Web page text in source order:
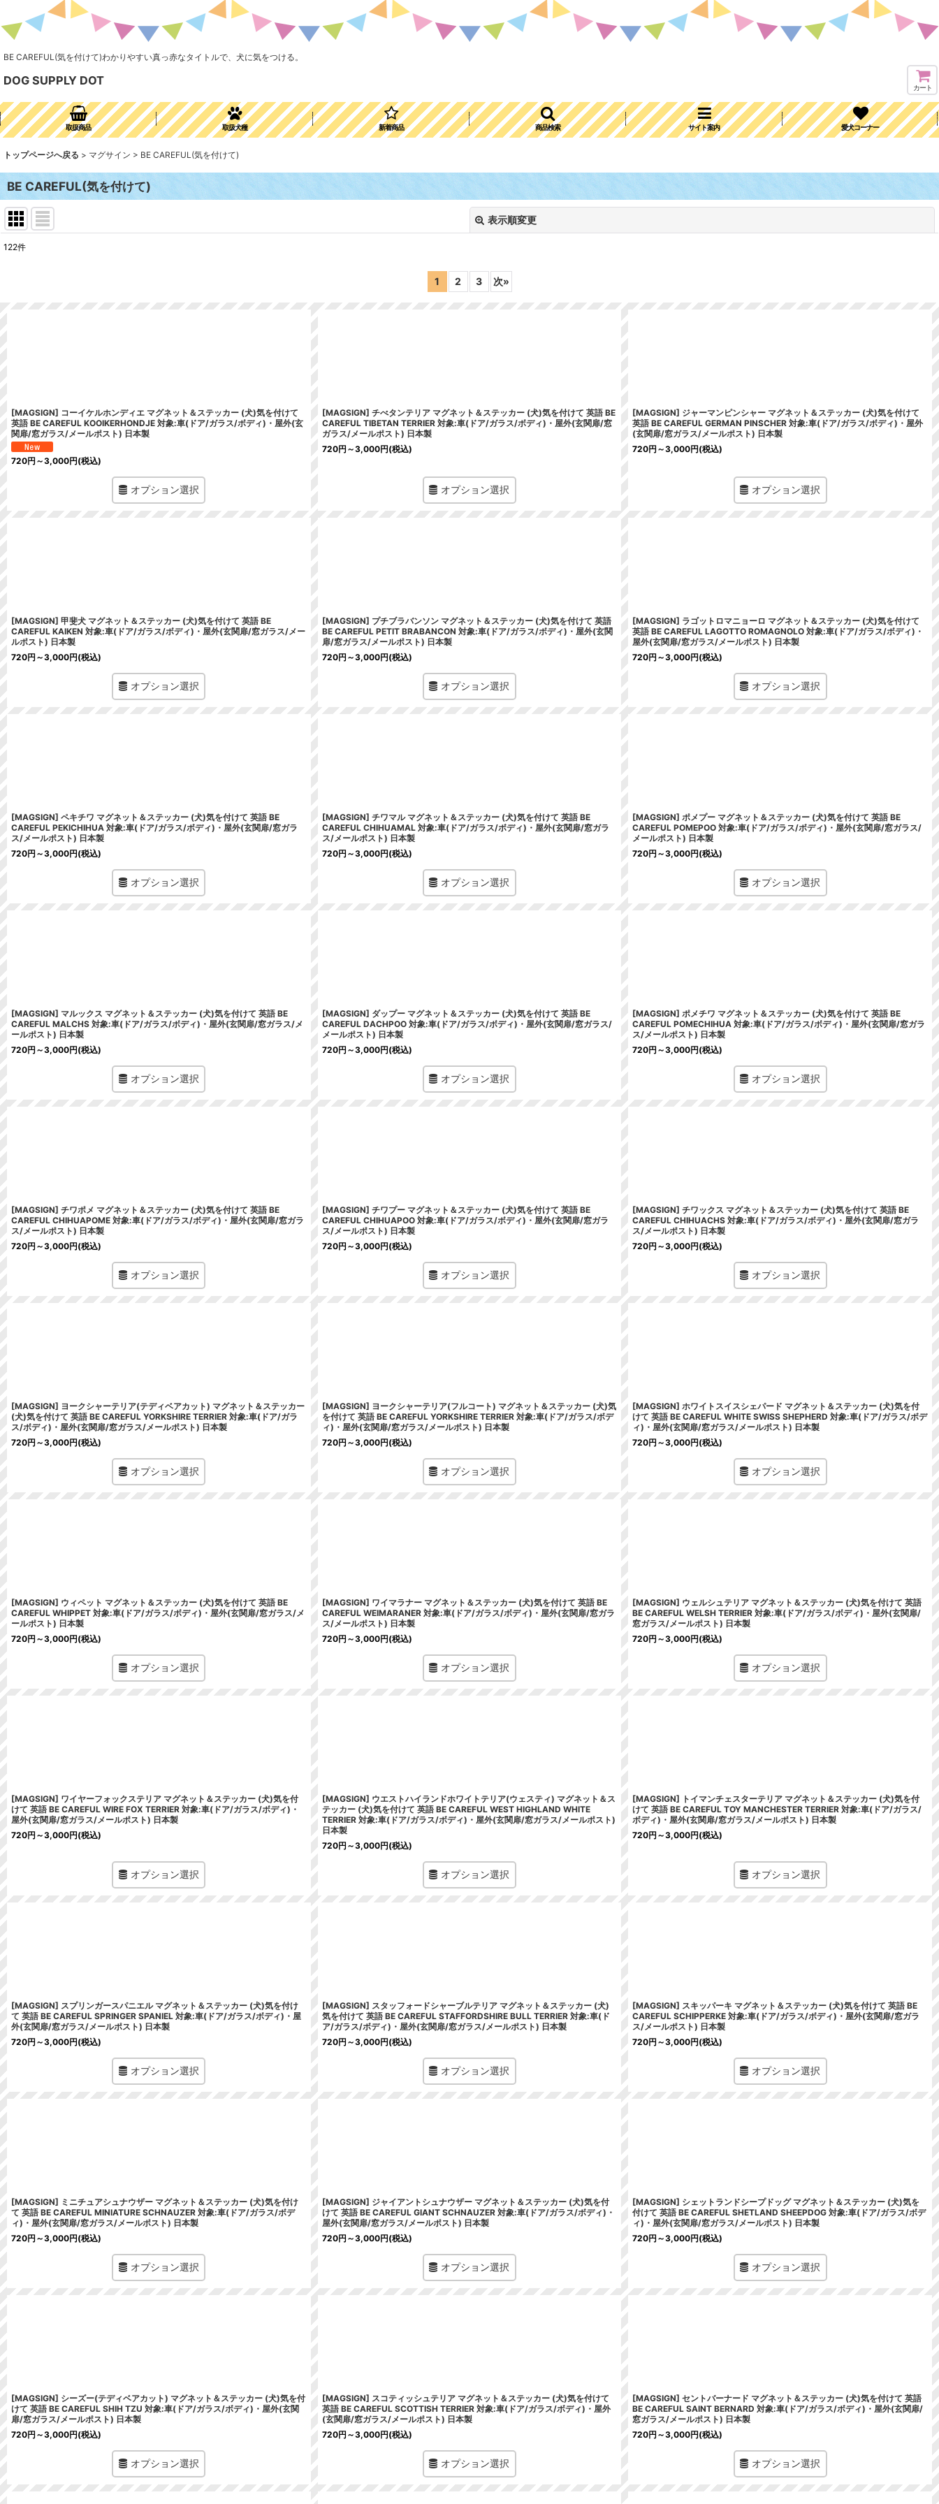
BE CAREFUL(気を付けて)わかりやすい真っ赤なタイトルで、犬に気をつける。
DOG SUPPLY DOT
カート
取扱商品 取扱犬種 新着商品 商品検索 サイト案内 愛犬コーナー
トップページへ戻る > マグサイン > BE CAREFUL(気を付けて)
BE CAREFUL(気を付けて)
表示順変更
122件
1 2 3 次»
[MAGSIGN] コーイケルホンディエ マグネット＆ステッカー (犬)気を付けて
英語 BE CAREFUL KOOIKERHONDJE 対象:車(ドア/ガラス/ボディ)・屋外(玄
関扉/窓ガラス/メールポスト) 日本製
720円 ～3,000円(税込)
オプション選択
[MAGSIGN] チべタンテリア マグネット＆ステッカー (犬)気を付けて 英語 BE
CAREFUL TIBETAN TERRIER 対象:車(ドア/ガラス/ボディ)・屋外(玄関扉/窓
ガラス/メールポスト) 日本製
720円 ～3,000円(税込)
オプション選択
[MAGSIGN] ジャーマンピンシャー マグネット＆ステッカー (犬)気を付けて
英語 BE CAREFUL GERMAN PINSCHER 対象:車(ドア/ガラス/ボディ)・屋外
(玄関扉/窓ガラス/メールポスト) 日本製
720円 ～3,000円(税込)
オプション選択
[MAGSIGN] 甲斐犬 マグネット＆ステッカー (犬)気を付けて 英語 BE
CAREFUL KAIKEN 対象:車(ドア/ガラス/ボディ)・屋外(玄関扉/窓ガラス/メー
ルポスト) 日本製
720円 ～3,000円(税込)
オプション選択
[MAGSIGN] プチブラバンソン マグネット＆ステッカー (犬)気を付けて 英語
BE CAREFUL PETIT BRABANCON 対象:車(ドア/ガラス/ボディ)・屋外(玄関
扉/窓ガラス/メールポスト) 日本製
720円 ～3,000円(税込)
オプション選択
[MAGSIGN] ラゴットロマニョーロ マグネット＆ステッカー (犬)気を付けて
英語 BE CAREFUL LAGOTTO ROMAGNOLO 対象:車(ドア/ガラス/ボディ)・
屋外(玄関扉/窓ガラス/メールポスト) 日本製
720円 ～3,000円(税込)
オプション選択
[MAGSIGN] ペキチワ マグネット＆ステッカー (犬)気を付けて 英語 BE
CAREFUL PEKICHIHUA 対象:車(ドア/ガラス/ボディ)・屋外(玄関扉/窓ガラ
ス/メールポスト) 日本製
720円 ～3,000円(税込)
オプション選択
[MAGSIGN] チワマル マグネット＆ステッカー (犬)気を付けて 英語 BE
CAREFUL CHIHUAMAL 対象:車(ドア/ガラス/ボディ)・屋外(玄関扉/窓ガラ
ス/メールポスト) 日本製
720円 ～3,000円(税込)
オプション選択
[MAGSIGN] ポメプー マグネット＆ステッカー (犬)気を付けて 英語 BE
CAREFUL POMEPOO 対象:車(ドア/ガラス/ボディ)・屋外(玄関扉/窓ガラス/
メールポスト) 日本製
720円 ～3,000円(税込)
オプション選択
[MAGSIGN] マルックス マグネット＆ステッカー (犬)気を付けて 英語 BE
CAREFUL MALCHS 対象:車(ドア/ガラス/ボディ)・屋外(玄関扉/窓ガラス/メ
ールポスト) 日本製
720円 ～3,000円(税込)
オプション選択
[MAGSIGN] ダップー マグネット＆ステッカー (犬)気を付けて 英語 BE
CAREFUL DACHPOO 対象:車(ドア/ガラス/ボディ)・屋外(玄関扉/窓ガラス/
メールポスト) 日本製
720円 ～3,000円(税込)
オプション選択
[MAGSIGN] ポメチワ マグネット＆ステッカー (犬)気を付けて 英語 BE
CAREFUL POMECHIHUA 対象:車(ドア/ガラス/ボディ)・屋外(玄関扉/窓ガラ
ス/メールポスト) 日本製
720円 ～3,000円(税込)
オプション選択
[MAGSIGN] チワポメ マグネット＆ステッカー (犬)気を付けて 英語 BE
CAREFUL CHIHUAPOME 対象:車(ドア/ガラス/ボディ)・屋外(玄関扉/窓ガラ
ス/メールポスト) 日本製
720円 ～3,000円(税込)
オプション選択
[MAGSIGN] チワプー マグネット＆ステッカー (犬)気を付けて 英語 BE
CAREFUL CHIHUAPOO 対象:車(ドア/ガラス/ボディ)・屋外(玄関扉/窓ガラ
ス/メールポスト) 日本製
720円 ～3,000円(税込)
オプション選択
[MAGSIGN] チワックス マグネット＆ステッカー (犬)気を付けて 英語 BE
CAREFUL CHIHUACHS 対象:車(ドア/ガラス/ボディ)・屋外(玄関扉/窓ガラ
ス/メールポスト) 日本製
720円 ～3,000円(税込)
オプション選択
[MAGSIGN] ヨークシャーテリア(テディベアカット) マグネット＆ステッカー
(犬)気を付けて 英語 BE CAREFUL YORKSHIRE TERRIER 対象:車(ドア/ガラ
ス/ボディ)・屋外(玄関扉/窓ガラス/メールポスト) 日本製
720円 ～3,000円(税込)
オプション選択
[MAGSIGN] ヨークシャーテリア(フルコート) マグネット＆ステッカー (犬)気
を付けて 英語 BE CAREFUL YORKSHIRE TERRIER 対象:車(ドア/ガラス/ボデ
ィ)・屋外(玄関扉/窓ガラス/メールポスト) 日本製
720円 ～3,000円(税込)
オプション選択
[MAGSIGN] ホワイトスイスシェパード マグネット＆ステッカー (犬)気を付
けて 英語 BE CAREFUL WHITE SWISS SHEPHERD 対象:車(ドア/ガラス/ボデ
ィ)・屋外(玄関扉/窓ガラス/メールポスト) 日本製
720円 ～3,000円(税込)
オプション選択
[MAGSIGN] ウィペット マグネット＆ステッカー (犬)気を付けて 英語 BE
CAREFUL WHIPPET 対象:車(ドア/ガラス/ボディ)・屋外(玄関扉/窓ガラス/メ
ールポスト) 日本製
720円 ～3,000円(税込)
オプション選択
[MAGSIGN] ワイマラナー マグネット＆ステッカー (犬)気を付けて 英語 BE
CAREFUL WEIMARANER 対象:車(ドア/ガラス/ボディ)・屋外(玄関扉/窓ガラ
ス/メールポスト) 日本製
720円 ～3,000円(税込)
オプション選択
[MAGSIGN] ウェルシュテリア マグネット＆ステッカー (犬)気を付けて 英語
BE CAREFUL WELSH TERRIER 対象:車(ドア/ガラス/ボディ)・屋外(玄関扉/
窓ガラス/メールポスト) 日本製
720円 ～3,000円(税込)
オプション選択
[MAGSIGN] ワイヤーフォックステリア マグネット＆ステッカー (犬)気を付
けて 英語 BE CAREFUL WIRE FOX TERRIER 対象:車(ドア/ガラス/ボディ)・
屋外(玄関扉/窓ガラス/メールポスト) 日本製
720円 ～3,000円(税込)
オプション選択
[MAGSIGN] ウエストハイランドホワイトテリア(ウェスティ) マグネット＆ス
テッカー (犬)気を付けて 英語 BE CAREFUL WEST HIGHLAND WHITE
TERRIER 対象:車(ドア/ガラス/ボディ)・屋外(玄関扉/窓ガラス/メールポスト)
日本製
720円 ～3,000円(税込)
オプション選択
[MAGSIGN] トイマンチェスターテリア マグネット＆ステッカー (犬)気を付
けて 英語 BE CAREFUL TOY MANCHESTER TERRIER 対象:車(ドア/ガラス/
ボディ)・屋外(玄関扉/窓ガラス/メールポスト) 日本製
720円 ～3,000円(税込)
オプション選択
[MAGSIGN] スプリンガースパニエル マグネット＆ステッカー (犬)気を付け
て 英語 BE CAREFUL SPRINGER SPANIEL 対象:車(ドア/ガラス/ボディ)・屋
外(玄関扉/窓ガラス/メールポスト) 日本製
720円 ～3,000円(税込)
オプション選択
[MAGSIGN] スタッフォードシャーブルテリア マグネット＆ステッカー (犬)
気を付けて 英語 BE CAREFUL STAFFORDSHIRE BULL TERRIER 対象:車(ド
ア/ガラス/ボディ)・屋外(玄関扉/窓ガラス/メールポスト) 日本製
720円 ～3,000円(税込)
オプション選択
[MAGSIGN] スキッパーキ マグネット＆ステッカー (犬)気を付けて 英語 BE
CAREFUL SCHIPPERKE 対象:車(ドア/ガラス/ボディ)・屋外(玄関扉/窓ガラ
ス/メールポスト) 日本製
720円 ～3,000円(税込)
オプション選択
[MAGSIGN] ミニチュアシュナウザー マグネット＆ステッカー (犬)気を付け
て 英語 BE CAREFUL MINIATURE SCHNAUZER 対象:車(ドア/ガラス/ボデ
ィ)・屋外(玄関扉/窓ガラス/メールポスト) 日本製
720円 ～3,000円(税込)
オプション選択
[MAGSIGN] ジャイアントシュナウザー マグネット＆ステッカー (犬)気を付
けて 英語 BE CAREFUL GIANT SCHNAUZER 対象:車(ドア/ガラス/ボディ)・
屋外(玄関扉/窓ガラス/メールポスト) 日本製
720円 ～3,000円(税込)
オプション選択
[MAGSIGN] シェットランドシープドッグ マグネット＆ステッカー (犬)気を
付けて 英語 BE CAREFUL SHETLAND SHEEPDOG 対象:車(ドア/ガラス/ボデ
ィ)・屋外(玄関扉/窓ガラス/メールポスト) 日本製
720円 ～3,000円(税込)
オプション選択
[MAGSIGN] シーズー(テディベアカット) マグネット＆ステッカー (犬)気を付
けて 英語 BE CAREFUL SHIH TZU 対象:車(ドア/ガラス/ボディ)・屋外(玄関
扉/窓ガラス/メールポスト) 日本製
720円 ～3,000円(税込)
オプション選択
[MAGSIGN] スコティッシュテリア マグネット＆ステッカー (犬)気を付けて
英語 BE CAREFUL SCOTTISH TERRIER 対象:車(ドア/ガラス/ボディ)・屋外
(玄関扉/窓ガラス/メールポスト) 日本製
720円 ～3,000円(税込)
オプション選択
[MAGSIGN] セントバーナード マグネット＆ステッカー (犬)気を付けて 英語
BE CAREFUL SAINT BERNARD 対象:車(ドア/ガラス/ボディ)・屋外(玄関扉/
窓ガラス/メールポスト) 日本製
720円 ～3,000円(税込)
オプション選択